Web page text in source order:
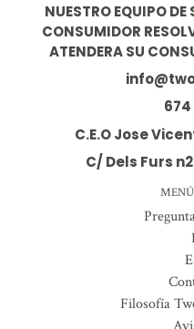
NUESTRO EQUIPO
CONSUMIDOR
ATENDERA SU
674
C.E.O Jose
C/ Dels Furs
Filosofía